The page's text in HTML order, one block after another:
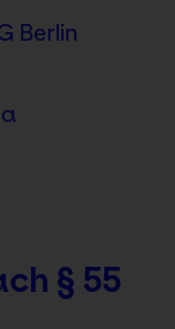
Berlin
§ 55